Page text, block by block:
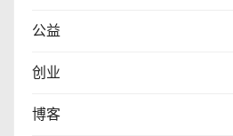
公益
创业
博客